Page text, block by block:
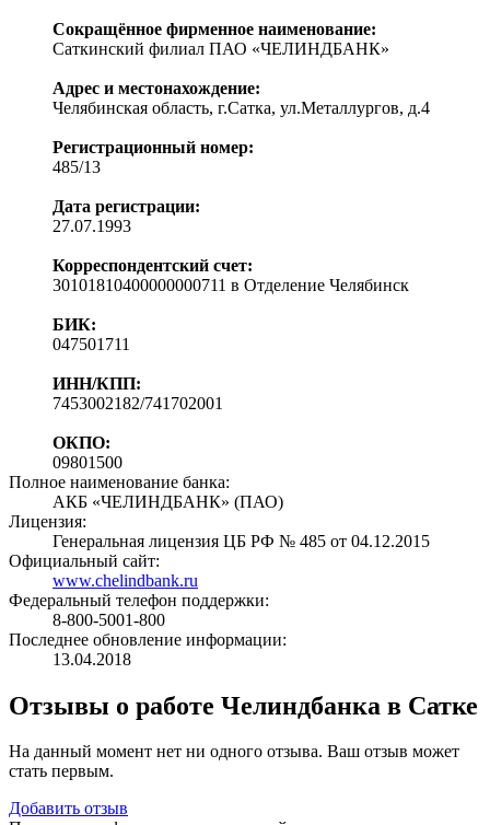
Сокращённое фирменное наименование:
Саткинский филиал ПАО «ЧЕЛИНДБАНК»
Адрес и местонахождение:
Челябинская область, г.Сатка, ул.Металлургов, д.4
Регистрационный номер:
485/13
Дата регистрации:
27.07.1993
Корреспондентский счет:
30101810400000000711 в Отделение Челябинск
БИК:
047501711
ИНН/КПП:
7453002182/741702001
ОКПО:
09801500
Полное наименование банка:
АКБ «ЧЕЛИНДБАНК» (ПАО)
Лицензия:
Генеральная лицензия ЦБ РФ № 485 от 04.12.2015
Официальный сайт:
www.chelindbank.ru
Федеральный телефон поддержки:
8-800-5001-800
Последнее обновление информации:
13.04.2018
Отзывы о работе Челиндбанка в Сатке
На данный момент нет ни одного отзыва. Ваш отзыв может
стать первым.
Добавить отзыв